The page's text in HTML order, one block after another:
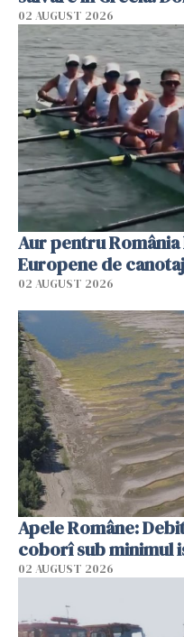
02 AUGUST 2026
Aur pentru
Europene de
02 AUGUST 2026
Apele Române:
coborî sub minimul
02 AUGUST 2026